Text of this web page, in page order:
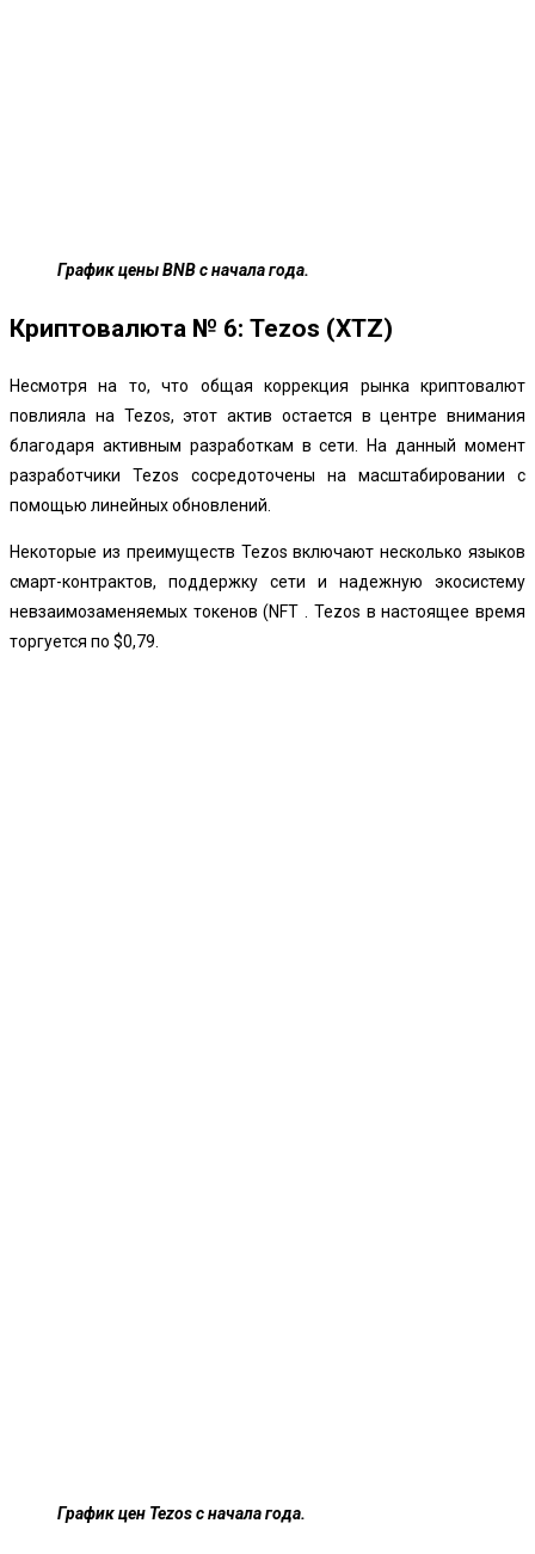
График цены BNB с начала года.
Криптовалюта № 6: Tezos (XTZ)
Несмотря на то, что общая коррекция рынка криптовалют
повлияла на Tezos, этот актив остается в центре внимания
благодаря активным разработкам в сети. На данный момент
разработчики Tezos сосредоточены на масштабировании с
помощью линейных обновлений.
Некоторые из преимуществ Tezos включают несколько языков
смарт-контрактов, поддержку сети и надежную экосистему
невзаимозаменяемых токенов (NFT . Tezos в настоящее время
торгуется по $0,79.
График цен Tezos с начала года.